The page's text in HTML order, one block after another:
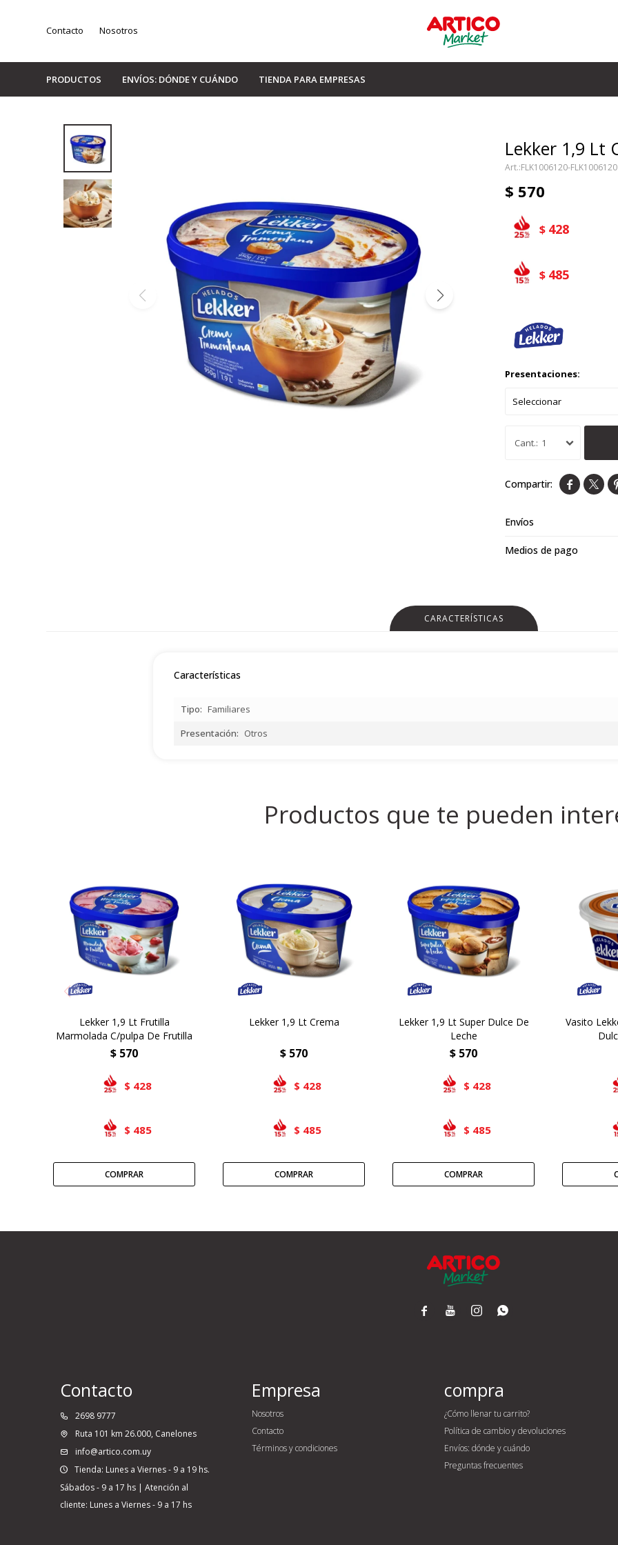
PRODUCTOS ENVÍOS: DÓNDE Y CUÁNDO TIENDA PARA EMPRESAS
Contacto Nosotros
Lekker 1,9 Lt
FLK1006120-FLK1006120
$ 570
$ 428
$ 485
Presentaciones:
1
 
Envíos
Medios de pago
CARACTERÍSTICAS
Características
Tipo
Familiares
Presentación
Otros
Productos que te pueden
Lekker 1,9 Lt Frutilla
Marmolada C/pulpa De Frutilla
$ 570
$ 428
$ 485
Lekker 1,9 Lt Crema
$ 570
$ 428
$ 485
Lekker 1,9 Lt Super Dulce De
Leche
$ 570
$ 428
$ 485
Vasito
   
Contacto
2698 9777
Ruta 101 km 26.000, Canelones
info@artico.com.uy
Tienda: Lunes a Viernes - 9 a 19 hs.
Sábados - 9 a 17 hs | Atención al
cliente: Lunes a Viernes - 9 a 17 hs
Empresa
Nosotros
Contacto
Términos y condiciones
compra
¿Cómo llenar tu carrito?
Política de cambio y devoluciones
Envíos: dónde y cuándo
Preguntas frecuentes